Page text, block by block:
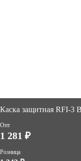
Каска защитная RFI-3
Опт
1 281 ₽
Розница